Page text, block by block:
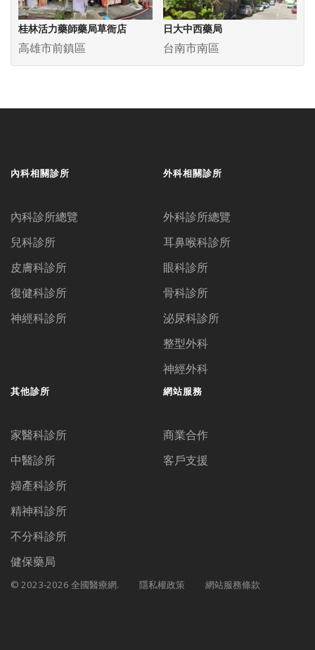
桂林活力藥師藥局草衙店
高雄市前鎮區
日大中西藥局
台南市南區
內科相關診所
內科診所總覽
兒科診所
皮膚科診所
復健科診所
神經科診所
外科相關診所
外科診所總覽
耳鼻喉科診所
眼科診所
骨科診所
泌尿科診所
整型外科
神經外科
其他診所
家醫科診所
中醫診所
婦產科診所
精神科診所
不分科診所
健保藥局
網站服務
商業合作
客戶支援
© 2023-2026 全國醫療網. 隱私權政策 網站服務條款